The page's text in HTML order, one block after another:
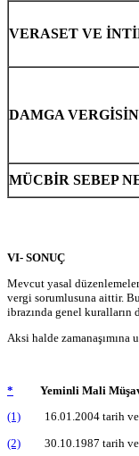
VERASET VE
DAMGA
MÜCBİR SEBEP
VI- SONUÇ
Mevcut yasal
vergi sorumlusuna aittir.
ibrazında genel
Aksi halde zamanaşımına
* Yeminli Mali
(1) 16.01.2004 tarih ve
(2) 30.10.1987 tarih ve